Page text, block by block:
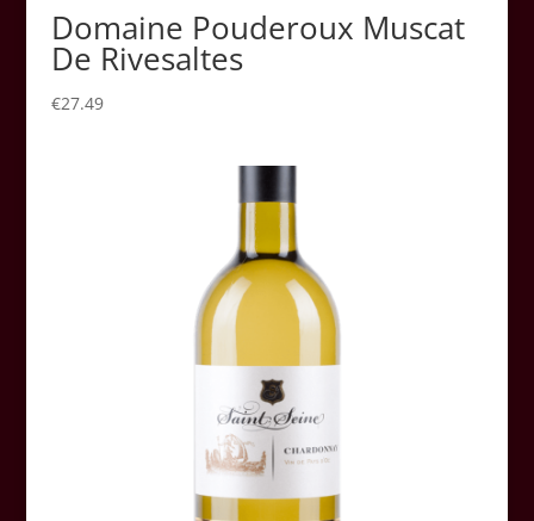
Domaine Pouderoux Muscat
De Rivesaltes
€27.49